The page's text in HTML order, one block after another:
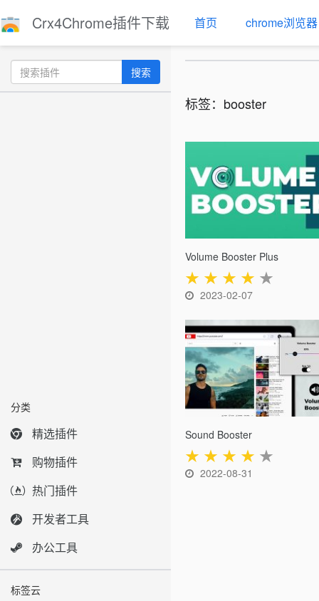
Crx4Chrome插件下载 首页 chrome浏览器
搜索
分类
精选插件
购物插件
热门插件
开发者工具
办公工具
标签云
标签：booster
Volume Booster Plus
★ ★ ★ ★ ★
2023-02-07
Sound Booster
★ ★ ★ ★ ★
2022-08-31